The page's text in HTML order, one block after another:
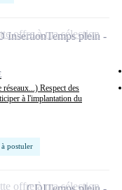
Respect des
à l'implantation du
postuler
InsertionTemps plein
offre à ma sélection
offre à ma sélection